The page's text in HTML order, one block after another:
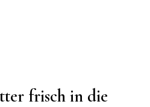
frisch in die